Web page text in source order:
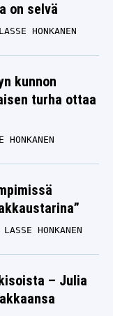
on selvä
LASSE HONKANEN
kunnon
turha ottaa
HONKANEN
LASSE HONKANEN
– Julia